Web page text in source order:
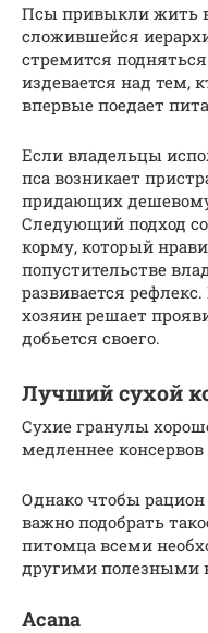
Псы привыкли жить
сложившейся
стремится
издевается над тем,
впервые поедает
Если владельцы
пса возникает
придающих
Следующий подход
корму, который
попустительстве
развивается рефлекс.
хозяин решает
добьется своего.
Лучший сухой
Сухие гранулы
медленнее
Однако чтобы
важно подобрать
питомца всеми
другими полезными
Acana